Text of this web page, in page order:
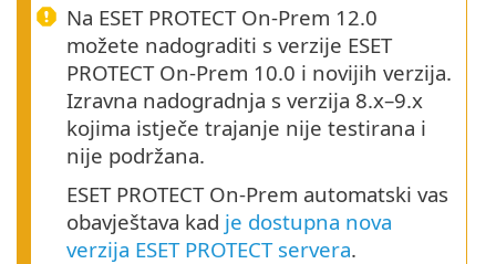
Na ESET PROTECT On-Prem 12.0
možete nadograditi s verzije ESET
PROTECT On-Prem 10.0 i novijih verzija.
Izravna nadogradnja s verzija 8.x–9.x
kojima istječe trajanje nije testirana i
nije podržana.
ESET PROTECT On-Prem automatski vas
obavještava kad je dostupna nova
verzija ESET PROTECT servera.